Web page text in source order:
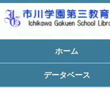
ホーム
データベース